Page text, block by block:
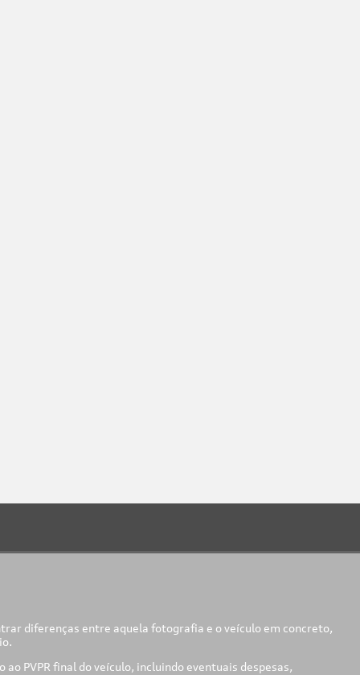
diferenças entre aquela fotografia e o veículo em concreto,
PVPR final do veículo, incluindo eventuais despesas,